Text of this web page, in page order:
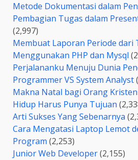
Metode Dokumentasi dalam
Pembagian Tugas dalam
(2,997)
Membuat Laporan Periode dari
Menggunakan PHP dan Mysql
Perjalananku Menuju Dunia
Programmer VS System Analyst
Makna Natal bagi Orang Kristen
Hidup Harus Punya Tujuan
Arti Sukses Yang Sebenarnya
Cara Mengatasi Laptop Lemot
Program (2,253)
Junior Web Developer(2,155)